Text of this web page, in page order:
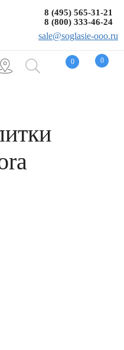
0 0
8 (495) 565-31-21
8 (800) 333-46-24
sale@soglasie-ooo.ru